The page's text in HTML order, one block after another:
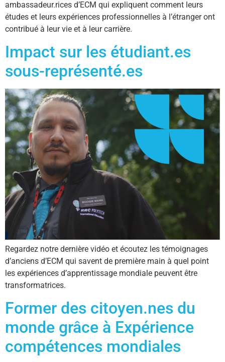
ambassadeur.rices d’ECM qui expliquent comment leurs
études et leurs expériences professionnelles à l’étranger ont
contribué à leur vie et à leur carrière.
Impact sur les étudiant.es
sous-représenté.es
Regardez notre dernière vidéo et écoutez les témoignages
d’anciens d’ECM qui savent de première main à quel point
les expériences d’apprentissage mondiale peuvent être
transformatrices.
Former des citoyen.nes du
monde grâce à Expérience
compétences mondiales